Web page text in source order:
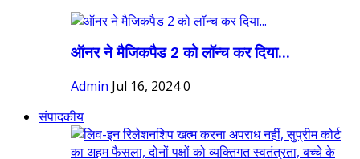
ऑनर ने मैजिकपैड 2 को लॉन्च कर दिया...
Admin Jul 16, 20240
संपादकीय